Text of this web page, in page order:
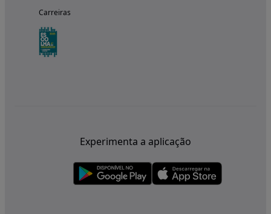
Carreiras
Experimenta a aplicação